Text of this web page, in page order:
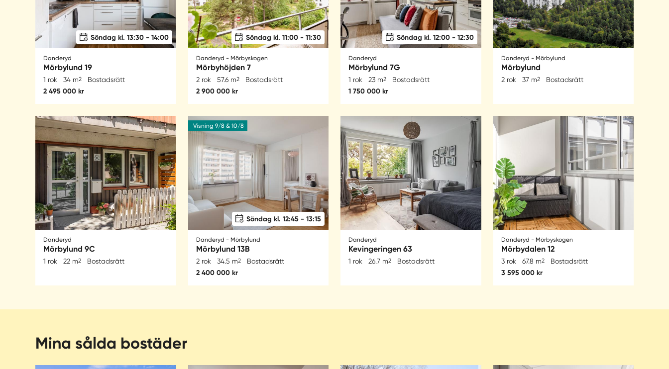
Söndag kl. 13:30 - 14:00
Danderyd
Mörbylund 19
1 rok 34 m2 Bostadsrätt
2 495 000 kr
Söndag kl. 11:00 - 11:30
Danderyd - Mörbyskogen
Mörbyhöjden 7
2 rok 57.6 m2 Bostadsrätt
2 900 000 kr
Söndag kl. 12:00 - 12:30
Danderyd
Mörbylund 7G
1 rok 23 m2 Bostadsrätt
1 750 000 kr
Danderyd - Mörbylund
Mörbylund
2 rok 37 m2 Bostadsrätt
Danderyd
Mörbylund 9C
1 rok 22 m2 Bostadsrätt
Visning 9/8 & 10/8
Söndag kl. 12:45 - 13:15
Danderyd - Mörbylund
Mörbylund 13B
2 rok 34.5 m2 Bostadsrätt
2 400 000 kr
Danderyd
Kevingeringen 63
1 rok 26.7 m2 Bostadsrätt
Danderyd - Mörbyskogen
Mörbydalen 12
3 rok 67.8 m2 Bostadsrätt
3 595 000 kr
Mina sålda bostäder